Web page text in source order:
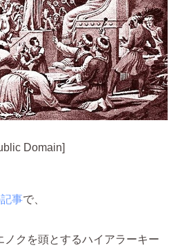
Domain]
事で、
ノクを頭とするハイアラーキー